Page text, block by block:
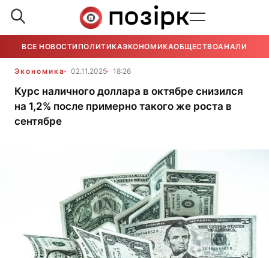
ВСЕ НОВОСТИ ПОЛИТИКАЭКОНОМИКАОБЩЕСТВОАНАЛИТИКА
Экономика 02.11.2025 18:26
Курс наличного доллара в октябре снизился
на 1,2% после примерно такого же роста в
сентябре